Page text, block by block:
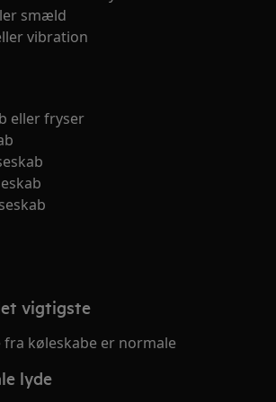
smæld
vibration
eller fryser
vigtigste
fra køleskabe er normale
lyde